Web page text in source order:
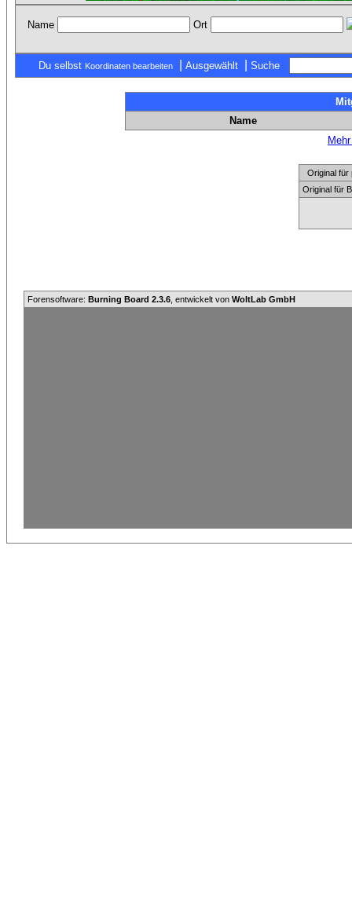
Name Ort
Du selbst Koordinaten bearbeiten Ausgewählt Suche
Name
Original für
Original für
Forensoftware: Burning Board 2.3.6 , entwickelt von WoltLab GmbH